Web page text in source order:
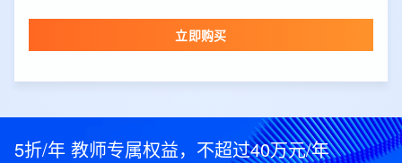
立即购买
5折/年 教师专属权益，不超过40万元/年